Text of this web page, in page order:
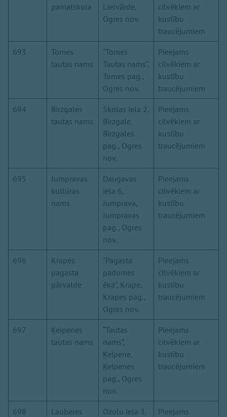
pamatskola
Lielvārde,
Ogres nov.
cilvēkiem ar
kustību
traucējumiem
693
Tomes
tautas nams
"Tomes
Tautas nams",
Tomes pag.,
Ogres nov.
Pieejams
cilvēkiem ar
kustību
traucējumiem
694
Birzgales
tautas nams
Skolas iela 2,
Birzgale,
Birzgales
pag., Ogres
nov.
Pieejams
cilvēkiem ar
kustību
traucējumiem
695
Jumpravas
kultūras
nams
Daugavas
iela 6,
Jumprava,
Jumpravas
pag., Ogres
nov.
Pieejams
cilvēkiem ar
kustību
traucējumiem
696
Krapes
pagasta
pārvalde
"Pagasta
padomes
ēka", Krape,
Krapes pag.,
Ogres nov.
Pieejams
cilvēkiem ar
kustību
traucējumiem
697
Ķeipenes
tautas nams
“Tautas
nams”,
Ķeipene,
Ķeipenes
pag., Ogres
nov.
Pieejams
cilvēkiem ar
kustību
traucējumiem
698
Lauberes
Ozolu iela 3,
Pieejams